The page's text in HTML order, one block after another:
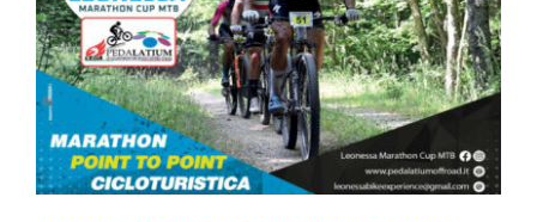
Leonessa MTB Marathon, in palio le maglie
tricolori